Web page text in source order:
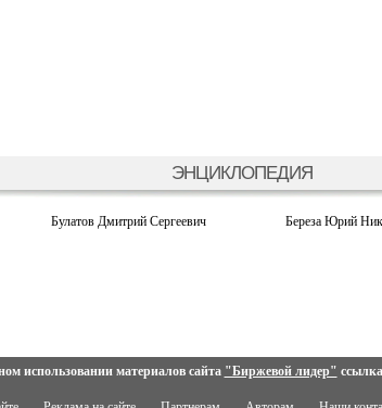
ЭНЦИКЛОПЕДИЯ
Булатов Дмитрий Сергеевич Береза ​​Юрий
использовании материалов сайта "Биржевой лидер"